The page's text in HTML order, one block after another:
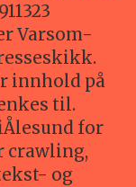
Varsom-
innhold på
til.
for
crawling,
og